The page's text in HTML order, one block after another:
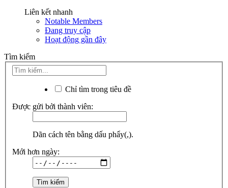
Liên kết nhanh
Notable Members
Đang truy cập
Hoạt động gần đây
Tìm kiếm
Chỉ tìm trong tiêu đề
Được gửi bởi thành viên:
Dãn cách tên bằng dấu phẩy(,).
Mới hơn ngày: